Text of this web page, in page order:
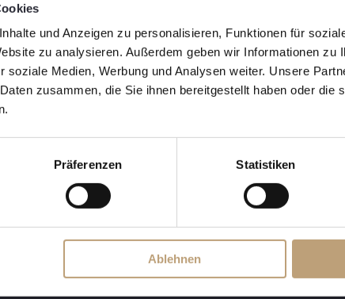
und Anzeigen zu personalisieren, Funktionen für
zu analysieren. Außerdem geben wir Informationen zu
soziale Medien, Werbung und Analysen weiter. Unsere
zusammen, die Sie ihnen bereitgestellt haben oder die
Präferenzen Statistiken
Ablehnen
Zurück zur Übersicht